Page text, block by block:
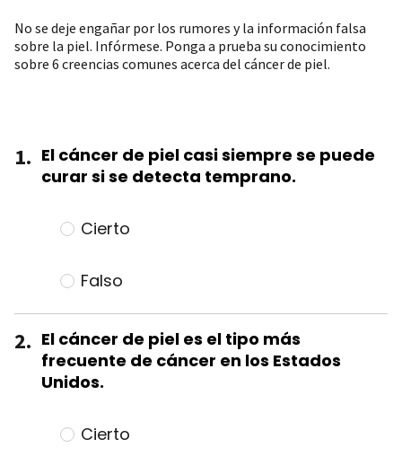
No se deje engañar por los rumores y la información falsa
sobre la piel. Infórmese. Ponga a prueba su conocimiento
sobre 6 creencias comunes acerca del cáncer de piel.
1. El cáncer de piel casi siempre se puede
curar si se detecta temprano.
Cierto
Falso
2. El cáncer de piel es el tipo más
frecuente de cáncer en los Estados
Unidos.
Cierto